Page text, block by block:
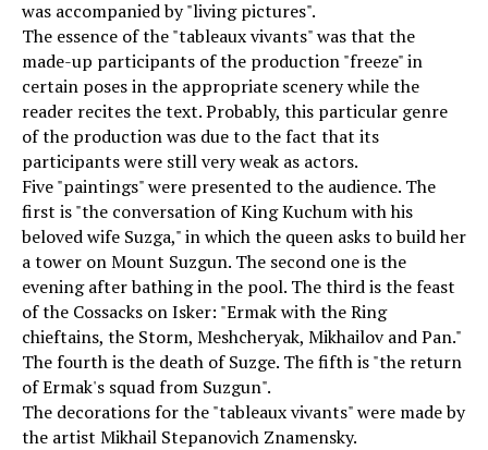
was accompanied by "living pictures".
The essence of the "tableaux vivants" was that the
made-up participants of the production "freeze" in
certain poses in the appropriate scenery while the
reader recites the text. Probably, this particular genre
of the production was due to the fact that its
participants were still very weak as actors.
Five "paintings" were presented to the audience. The
first is "the conversation of King Kuchum with his
beloved wife Suzga," in which the queen asks to build her
a tower on Mount Suzgun. The second one is the
evening after bathing in the pool. The third is the feast
of the Cossacks on Isker: "Ermak with the Ring
chieftains, the Storm, Meshcheryak, Mikhailov and Pan."
The fourth is the death of Suzge. The fifth is "the return
of Ermak's squad from Suzgun".
The decorations for the "tableaux vivants" were made by
the artist Mikhail Stepanovich Znamensky.